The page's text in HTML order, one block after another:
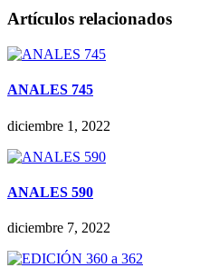
Artículos relacionados
ANALES 745
diciembre 1, 2022
ANALES 590
diciembre 7, 2022